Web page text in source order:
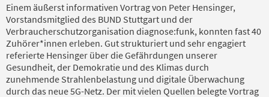
Einem äußerst informativen Vortrag von Peter Hensinger,
Vorstandsmitglied des BUND Stuttgart und der
Verbraucherschutzorganisation diagnose:funk, konnten fast 40
Zuhörer*innen erleben. Gut strukturiert und sehr engagiert
referierte Hensinger über die Gefährdungen unserer
Gesundheit, der Demokratie und des Klimas durch
zunehmende Strahlenbelastung und digitale Überwachung
durch das neue 5G-Netz. Der mit vielen Quellen belegte Vortrag